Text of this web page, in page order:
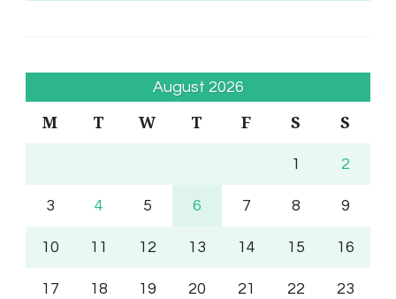
August 2026
M T W T F S S
1 2
3 4 5 6 7 8 9
10 11 12 13 14 15 16
17 18 19 20 21 22 23